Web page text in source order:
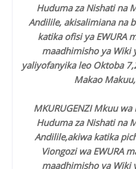
Huduma za Nishati na
Andilile, akisalimiana na
katika ofisi ya EWURA
maadhimisho ya Wiki
yaliyofanyika leo Oktoba
Makao
MKURUGENZI Mkuu
Huduma za Nishati na
Andilile,akiwa katika
Viongozi wa EWURA
maadhimisho ya Wiki